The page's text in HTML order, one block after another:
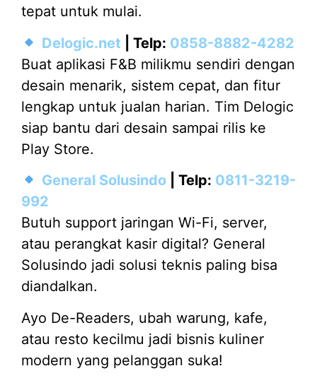
tepat untuk mulai.
Delogic.net | Telp: 0858-8882-4282
Buat aplikasi F&B milikmu sendiri dengan
desain menarik, sistem cepat, dan fitur
lengkap untuk jualan harian. Tim Delogic
siap bantu dari desain sampai rilis ke
Play Store.
General Solusindo| Telp: 0811-3219-
992
Butuh support jaringan Wi-Fi, server,
atau perangkat kasir digital? General
Solusindo jadi solusi teknis paling bisa
diandalkan.
Ayo De-Readers, ubah warung, kafe,
atau resto kecilmu jadi bisnis kuliner
modern yang pelanggan suka!